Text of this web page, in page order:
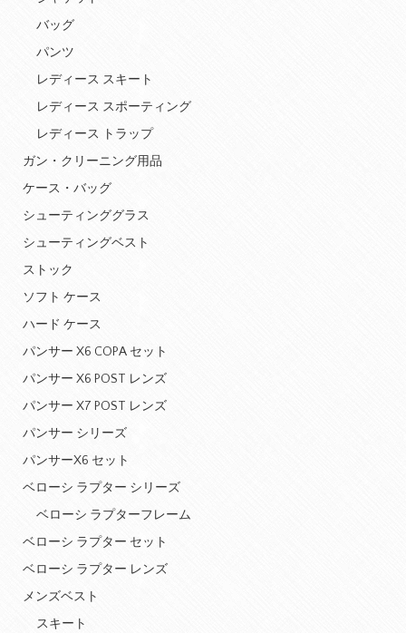
バッグ
パンツ
レディース スキート
レディース スポーティング
レディース トラップ
ガン・クリーニング用品
ケース・バッグ
シューティンググラス
シューティングベスト
ストック
ソフト ケース
ハード ケース
パンサー X6 COPA セット
パンサー X6 POST レンズ
パンサー X7 POST レンズ
パンサー シリーズ
パンサーX6 セット
ベローシ ラプター シリーズ
ベローシ ラプターフレーム
ベローシ ラプター セット
ベローシ ラプター レンズ
メンズベスト
スキート